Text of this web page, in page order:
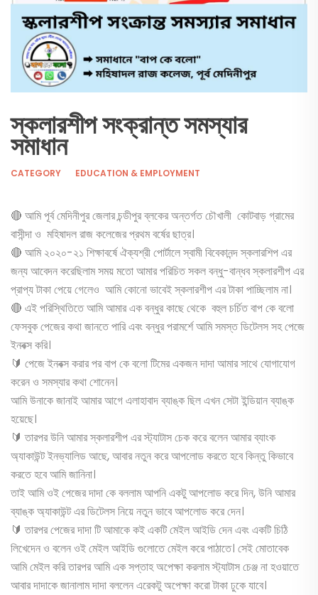
স্কলারশীপ সংক্রান্ত সমস্যার
সমাধান
CATEGORY EDUCATION & EMPLOYMENT
🔴 আমি পূর্ব মেদিনীপুর জেলার চন্ডীপুর ব্লকের অন্তর্গত চৌখালী কোটবাড় গ্রামের
বাসীন্দা ও মহিষাদল রাজ কলেজের প্রথম বর্ষের ছাত্র।
🔴 আমি ২০২০-২১ শিক্ষাবর্ষে ঐক্যশ্রী পোর্টালে স্বামী বিবেকানন্দ স্কলারশিপ এর
জন্য আবেদন করেছিলাম সময় মতো আমার পরিচিত সকল বন্ধু-বান্ধব স্কলারশীপ এর
প্রাপ্য টাকা পেয়ে গেলেও আমি কোনো ভাবেই স্কলারশীপ এর টাকা পাচ্ছিলাম না।
🔴 এই পরিস্থিতিতে আমি আমার এক বন্ধুর কাছে থেকে বহুল চর্চিত বাপ কে বলো
ফেসবুক পেজের কথা জানতে পারি এবং বন্ধুর পরামর্শে আমি সমস্ত ডিটেলস সহ পেজে
ইনবক্স করি।
🔰 পেজে ইনবক্স করার পর বাপ কে বলো টিমের একজন দাদা আমার সাথে যোগাযোগ
করেন ও সমস্যার কথা শোনেন।
আমি উনাকে জানাই আমার আগে এলাহাবাদ ব্যাঙ্ক ছিল এখন সেটা ইন্ডিয়ান ব্যাঙ্ক
হয়েছে।
🔰 তারপর উনি আমার স্কলারশীপ এর স্ট্যাটাস চেক করে বলেন আমার ব্যাংক
অ্যাকাউন্ট ইনভ্যালিড আছে, আবার নতুন করে আপলোড করতে হবে কিন্তু কিভাবে
করতে হবে আমি জানিনা।
তাই আমি ওই পেজের দাদা কে বললাম আপনি একটু আপলোড করে দিন, উনি আমার
ব্যাঙ্ক অ্যাকাউন্ট এর ডিটেলস নিয়ে নতুন ভাবে আপলোড করে দেন।
🔰 তারপর পেজের দাদা টি আমাকে কই একটি মেইল আইডি দেন এবং একটি চিঠি
লিখেদেন ও বলেন ওই মেইল আইডি গুলোতে মেইল করে পাঠাতে। সেই মোতাবেক
আমি মেইল করি তারপর আমি এক সপ্তাহ অপেক্ষা করলাম স্ট্যাটাস চেঞ্জ না হওয়াতে
আবার দাদাকে জানালাম দাদা বললেন এরেকটু অপেক্ষা করো টাকা ঢুকে যাবে।